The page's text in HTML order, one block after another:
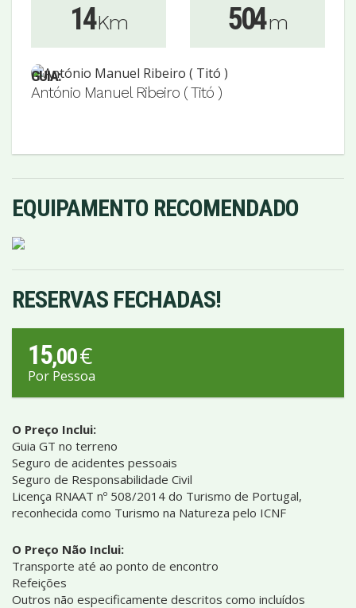
14Km 504m
GUIA:
António Manuel Ribeiro ( Titó )
EQUIPAMENTO RECOMENDADO
RESERVAS FECHADAS!
15,00€
Por Pessoa
O Preço Inclui:
Guia GT no terreno
Seguro de acidentes pessoais
Seguro de Responsabilidade Civil
Licença RNAAT nº 508/2014 do Turismo de Portugal,
reconhecida como Turismo na Natureza pelo ICNF
O Preço Não Inclui:
Transporte até ao ponto de encontro
Refeições
Outros não especificamente descritos como incluídos